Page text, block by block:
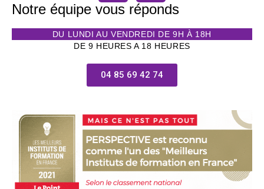
Notre équipe vous réponds
DU LUNDI AU VENDREDI DE 9H À 18H
DE 9 HEURES A 18 HEURES
04 85 69 42 74